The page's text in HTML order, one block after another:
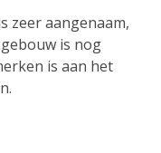
zeer aangenaam,
is nog
is aan het